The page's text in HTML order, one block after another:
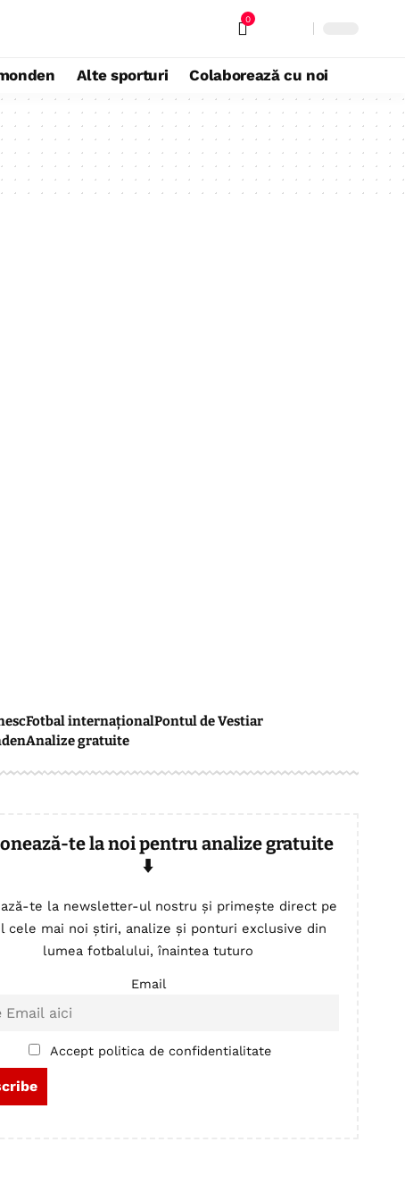
0
Alte sporturi Colaborează cu noi
Fotbal internaționalPontul de Vestiar
Analize gratuite
te la noi pentru analize gratuite
⬇️
te la newsletter-ul nostru și primește direct pe
cele mai noi știri, analize și ponturi exclusive din
lumea fotbalului, înaintea tuturo
Email
Accept politica de confidentialitate